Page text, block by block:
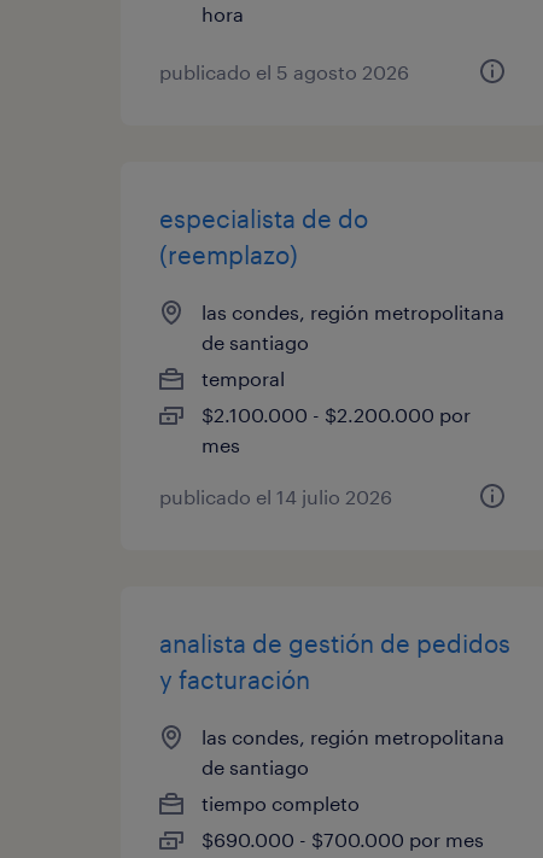
hora
publicado el 5 agosto 2026
especialista de do
(reemplazo)
las condes, región metropolitana
de santiago
temporal
$2.100.000 - $2.200.000 por
mes
publicado el 14 julio 2026
analista de gestión de pedidos
y facturación
las condes, región metropolitana
de santiago
tiempo completo
$690.000 - $700.000 por mes